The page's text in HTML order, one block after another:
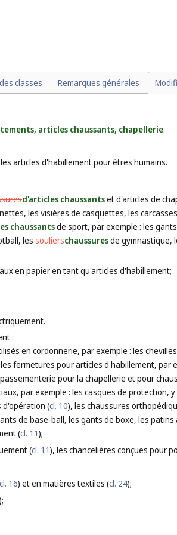
classes Remarques générales
articles chaussants, chapellerie.
articles d'habillement pour êtres humains.
d'articles chaussantset d'articles de
les visières de casquettes, les
chaussantsde sport, par exemple : les
les soulierschaussuresde gymnastique,
en papier en tant qu'articles d'habillement;
:
en cordonnerie, par exemple : les
fermetures pour articles d'habillement,
pour la chapellerie et pour
par exemple : les casques de protection,
d'opération (cl. 10), les chaussures
de base-ball, les gants de boxe, les
(cl. 11);
(cl. 11), les chancelières conçues pour
cl. 16) et en matières textiles (cl. 24);
);